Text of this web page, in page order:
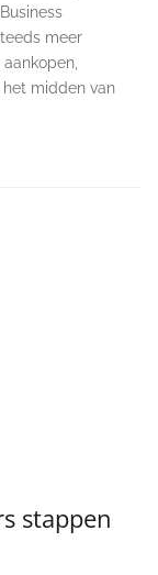
meer
midden van
stappen